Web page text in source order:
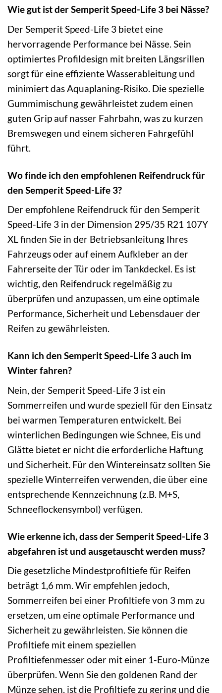
Wie gut ist der Semperit Speed-Life 3 bei Nässe?
Der Semperit Speed-Life 3 bietet eine
hervorragende Performance bei Nässe. Sein
optimiertes Profildesign mit breiten Längsrillen
sorgt für eine effiziente Wasserableitung und
minimiert das Aquaplaning-Risiko. Die spezielle
Gummimischung gewährleistet zudem einen
guten Grip auf nasser Fahrbahn, was zu kurzen
Bremswegen und einem sicheren Fahrgefühl
führt.
Wo finde ich den empfohlenen Reifendruck für
den Semperit Speed-Life 3?
Der empfohlene Reifendruck für den Semperit
Speed-Life 3 in der Dimension 295/35 R21 107Y
XL finden Sie in der Betriebsanleitung Ihres
Fahrzeugs oder auf einem Aufkleber an der
Fahrerseite der Tür oder im Tankdeckel. Es ist
wichtig, den Reifendruck regelmäßig zu
überprüfen und anzupassen, um eine optimale
Performance, Sicherheit und Lebensdauer der
Reifen zu gewährleisten.
Kann ich den Semperit Speed-Life 3 auch im
Winter fahren?
Nein, der Semperit Speed-Life 3 ist ein
Sommerreifen und wurde speziell für den Einsatz
bei warmen Temperaturen entwickelt. Bei
winterlichen Bedingungen wie Schnee, Eis und
Glätte bietet er nicht die erforderliche Haftung
und Sicherheit. Für den Wintereinsatz sollten Sie
spezielle Winterreifen verwenden, die über eine
entsprechende Kennzeichnung (z.B. M+S,
Schneeflockensymbol) verfügen.
Wie erkenne ich, dass der Semperit Speed-Life 3
abgefahren ist und ausgetauscht werden muss?
Die gesetzliche Mindestprofiltiefe für Reifen
beträgt 1,6 mm. Wir empfehlen jedoch,
Sommerreifen bei einer Profiltiefe von 3 mm zu
ersetzen, um eine optimale Performance und
Sicherheit zu gewährleisten. Sie können die
Profiltiefe mit einem speziellen
Profiltiefenmesser oder mit einer 1-Euro-Münze
überprüfen. Wenn Sie den goldenen Rand der
Münze sehen, ist die Profiltiefe zu gering und die